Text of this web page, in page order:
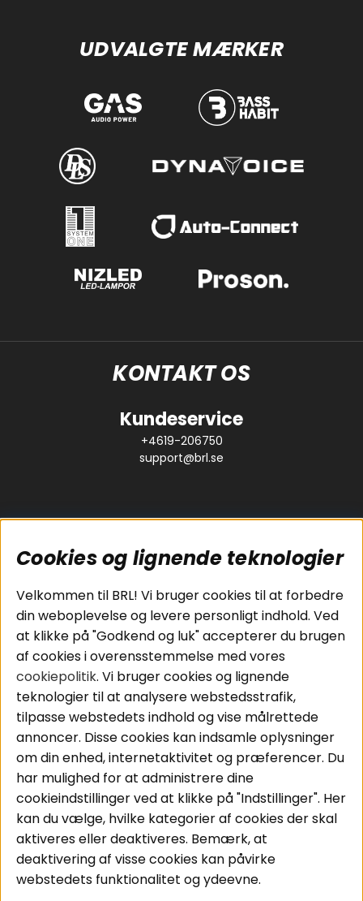
UDVALGTE MÆRKER
KONTAKT OS
Kundeservice
+4619-206750
support@brl.se
Populære sider
Pakkeløsninger
Bilstereo
Højttalere
Forstærker
Smartphone
Tilbehør
Kabler
Kundeservice
Cookies
Handelsbetingelser
Personvernpolicy
Service / Garanti /
Retur
Områder
Bilstereo
Hjemmestereo
S
g på din bil
Følg os
Instagram
Facebook
Youtube
Cookies og lignende teknologier
Velkommen til BRL! Vi bruger cookies til at forbedre
din weboplevelse og levere personligt indhold. Ved
at klikke på "Godkend og luk" accepterer du brugen
af cookies i overensstemmelse med vores
cookiepolitik. Vi bruger cookies og lignende
teknologier til at analysere webstedsstrafik,
tilpasse webstedets indhold og vise målrettede
annoncer. Disse cookies kan indsamle oplysninger
om din enhed, internetaktivitet og præferencer. Du
har mulighed for at administrere dine
cookieindstillinger ved at klikke på "Indstillinger". Her
kan du vælge, hvilke kategorier af cookies der skal
aktiveres eller deaktiveres. Bemærk, at
deaktivering af visse cookies kan påvirke
webstedets funktionalitet og ydeevne.